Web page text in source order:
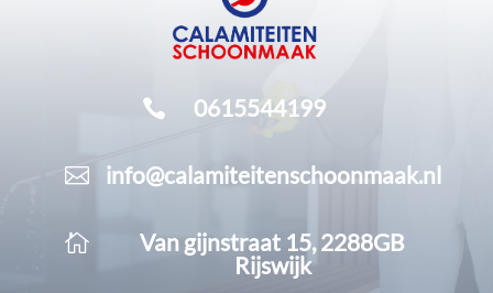
 0615544199
 info@calamiteitenschoonmaak.nl

Van gijnstraat 15, 2288GB
Rijswijk